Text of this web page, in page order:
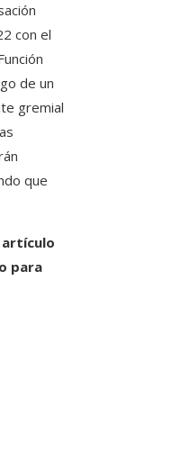
con el
de un
gremial
que
artículo
para